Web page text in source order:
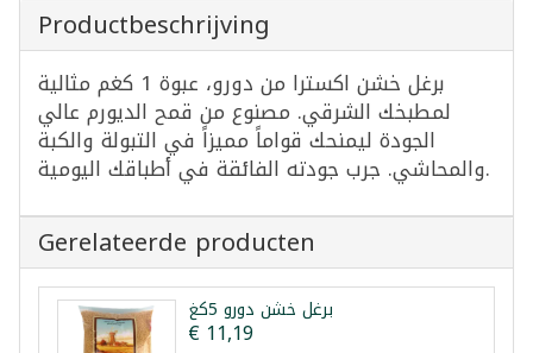
Productbeschrijving
برغل خشن اكسترا من دورو، عبوة 1 كغم مثالية
لمطبخك الشرقي. مصنوع من قمح الديورم عالي
الجودة ليمنحك قواماً مميزاً في التبولة والكبة
والمحاشي. جرب جودته الفائقة في أطباقك اليومية.
Gerelateerde producten
برغل خشن دورو 5كغ
€ 11,19